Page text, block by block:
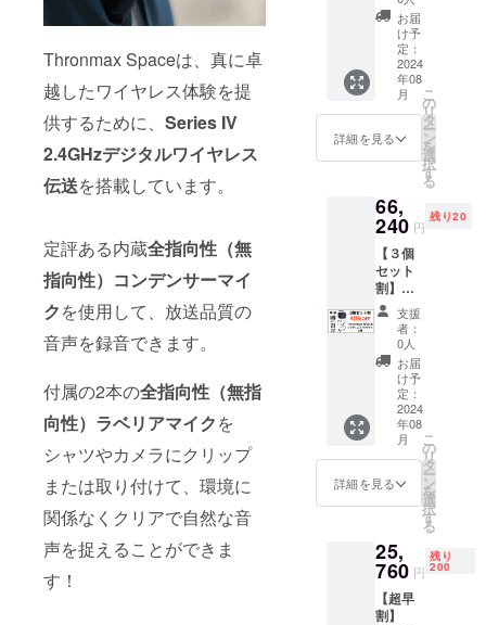
Thronmax Spaceは、真に卓
越したワイヤレス体験を提
供するために、 Series IV
2.4GHzデジタルワイヤレス
伝送を搭載しています。
定評ある内蔵全指向性（無
指向性）コンデンサーマイ
クを使用して、放送品質の
音声を録音できます。
付属の2本の全指向性（無指
向性）ラベリアマイクを
シャツやカメラにクリップ
または取り付けて、環境に
関係なくクリアで自然な音
声を捉えることができま
す！
価格に
送料を
含む合
計金額
に対す
るもの
です。
・ボ
クのみ
です。
ワイヤ
レスマ
イク
セット
x２点
・一般
販売予
定価格
￥73,60
Fで、
￥45,63
0 消
費税込
み、配
送料込
み ・割
引率は
一般販
売予定
価格に
送料を
含む合
計金額
に対す
るもの
です。
ブラッ
クのみ
お届
け予
定：
2024
年08
月
詳細を見る
こ
の
リ
タ
ー
ン
を
選
択
す
る
66,
240 円
残り20
【３個
セット
割】
Thronm
ax
SPACE
ワイヤ
レスマ
イク
セット
x３点
・一般
販売予
定価格
￥110,4
Fで、
￥66,24
0 消
費税込
み、配
支援
者：
0人
お届
け予
定：
2024
年08
月
詳細を見る
こ
の
リ
タ
ー
ン
を
選
択
す
る
25,
760 円
残り
200
【超早
割】